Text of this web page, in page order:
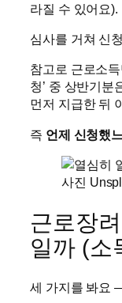
라질 수 있어요).
심사를 거쳐 신
참고로 근로소
청’ 중 상반기분
먼저 지급한 뒤
즉 언제 신청했
사진
근로장
일까 (소
세 가지를 봐요